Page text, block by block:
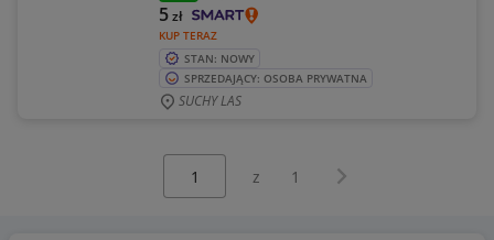
KUP TERAZ
5zł
STAN: NOWY
SPRZEDAJĄCY: OSOBA PRYWATNA
SUCHY LAS
z 1 Następna strona